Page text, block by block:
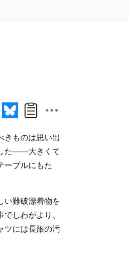
きものは思い出
た――大きくて
ーブルにもた
い難破漂着物を
しわがより、
ツには長旅の汚